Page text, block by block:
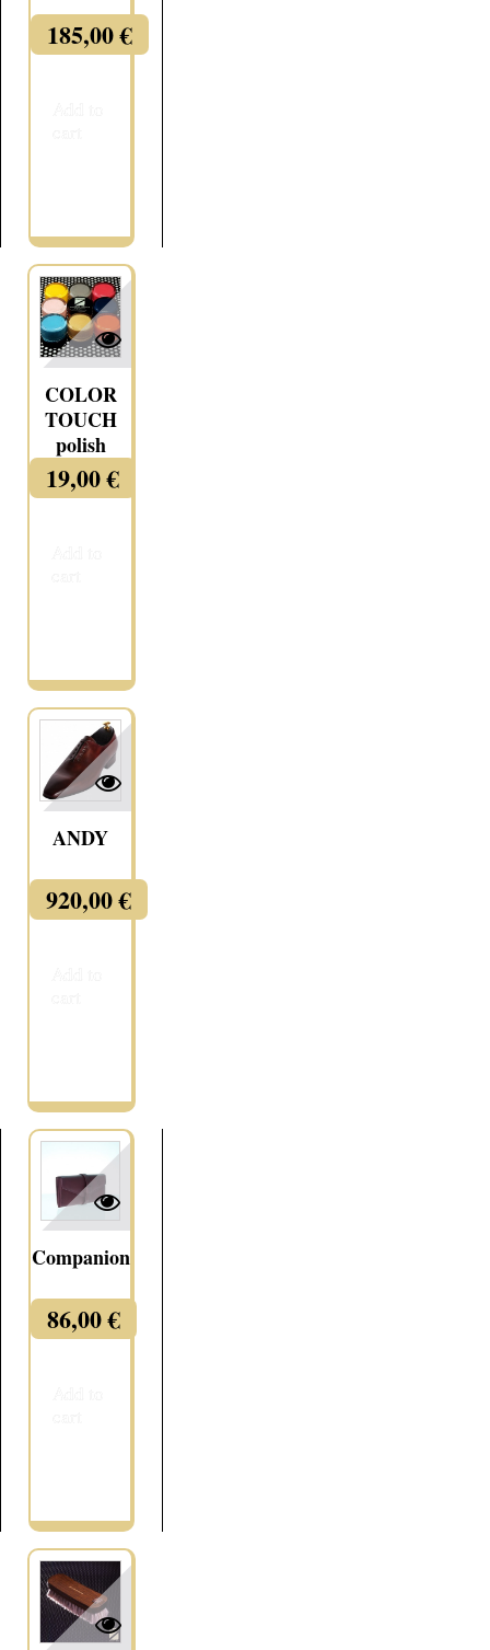
185,00 €
COLOR
TOUCH
polish
19,00 €
ANDY
920,00 €
Companion
86,00 €